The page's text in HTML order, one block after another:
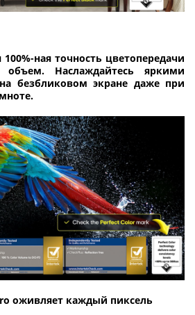
ная точность цветопередачи
Наслаждайтесь яркими
безбликовом экране даже при
оживляет каждый пиксель